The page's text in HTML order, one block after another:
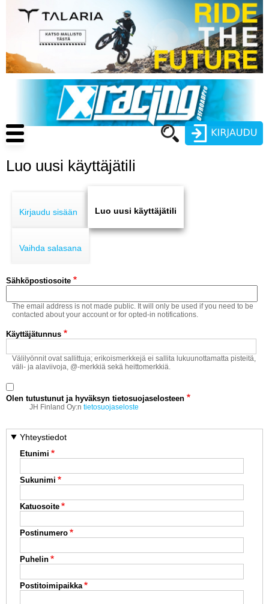
pääsisältöön
Käyttäjätunnus
Main
navigation
ENDURO
MOTOCROSS
MUUT LAJIT
YLEISTÄ ALALTA
LUE DIGILEHDET
ASIAKASPALVELU JA
MEDIATIEDOT
YHTEYSTIEDOT
Luo uusi käyttäjätili
tabs
Kirjaudu sisään Luo uusi käyttäjätili
Vaihda salasana
Sähköpostiosoite
The email address is not made public. It will only be used if you need to be
contacted about your account or for opted-in notifications.
Käyttäjätunnus
Välilyönnit ovat sallittuja; erikoismerkkejä ei sallita lukuunottamatta pisteitä,
väli- ja alaviivoja, @-merkkiä sekä heittomerkkiä.
Olen tutustunut ja hyväksyn tietosuojaselosteen
JH Finland Oy:ntietosuojaseloste
Yhteystiedot
Etunimi
Sukunimi
Katuosoite
Postinumero
Puhelin
Postitoimipaikka